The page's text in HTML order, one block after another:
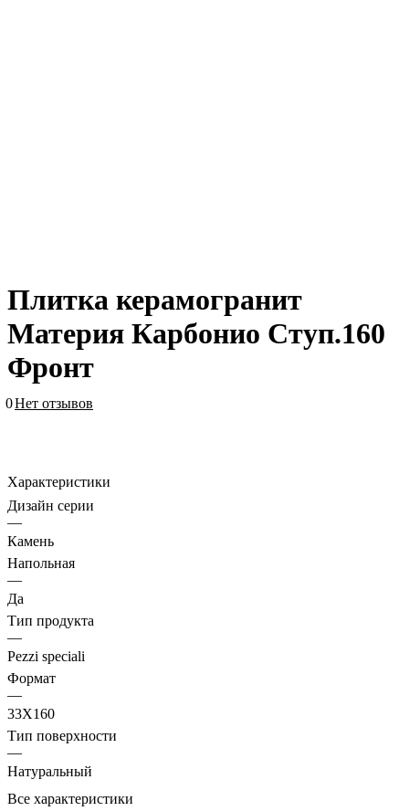
Плитка керамогранит
Материя Карбонио Ступ.160
Фронт
0Нет отзывов
Характеристики
Дизайн серии
—
Камень
Напольная
—
Да
Тип продукта
—
Pezzi speciali
Формат
—
33X160
Тип поверхности
—
Натуральный
Все характеристики